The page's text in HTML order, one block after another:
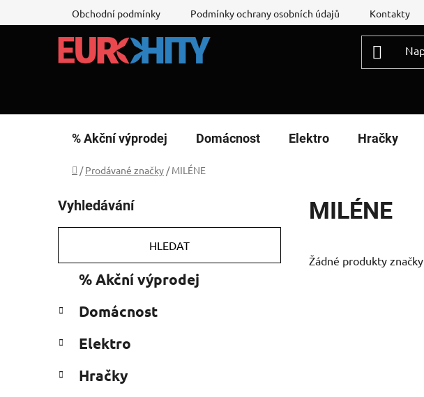
na
Obchodní podmínky Podmínky ochrany osobních údajů Kontakty
% Akční výprodej Domácnost Elektro Hračky
Domů
/ Prodávané značky / MILÉNE
o
s
r
n
í
a
Vyhledávání
HLEDAT
kategorie
e
o
i
% Akční výprodej
Domácnost
Elektro
Hračky
MILÉNE
Žádné produkty značky